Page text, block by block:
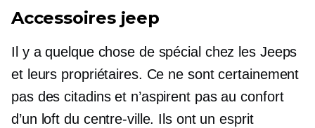
Accessoires jeep
Il y a quelque chose de spécial chez les Jeeps
et leurs propriétaires. Ce ne sont certainement
pas des citadins et n’aspirent pas au confort
d’un loft du centre-ville. Ils ont un esprit